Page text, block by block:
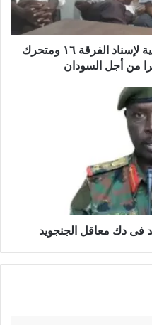
مكوكية البوادرة “المبادرة الشعبية لإسناد الفرقة ١٦ ومتحرك
من أجل السودان
دك معاقل الجنجويد